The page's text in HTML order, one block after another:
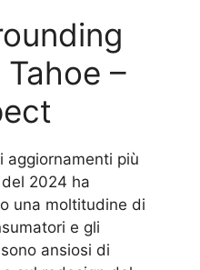
–
aggiornamenti più
2024 ha
una moltitudine di
e gli
ansiosi di